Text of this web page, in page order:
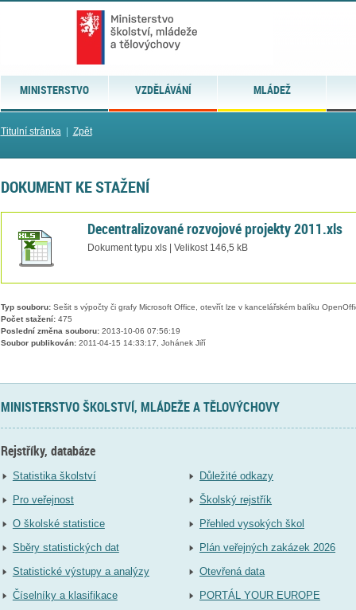
MINISTERSTVO VZDĚLÁVÁNÍ MLÁDEŽ
Titulní stránka| Zpět
DOKUMENT KE STAŽENÍ
Decentralizované rozvojové projekty 2011.xls
Dokument typu xls | Velikost 146,5 kB
Typ souboru:Sešit s výpočty či grafy Microsoft Office, otevřít lze v kancelářském balíku
Počet stažení:475
Poslední změna souboru:2013-10-06 07:56:19
Soubor publikován:2011-04-15 14:33:17, Johánek Jiří
MINISTERSTVO ŠKOLSTVÍ, MLÁDEŽE A TĚLOVÝCHOVY
Rejstříky, databáze
Statistika školství
Pro veřejnost
O školské statistice
Sběry statistických dat
Statistické výstupy a analýzy
Číselníky a klasifikace
Důležité odkazy
Školský rejstřík
Přehled vysokých škol
Plán veřejných zakázek 2026
Otevřená data
PORTÁL YOUR EUROPE